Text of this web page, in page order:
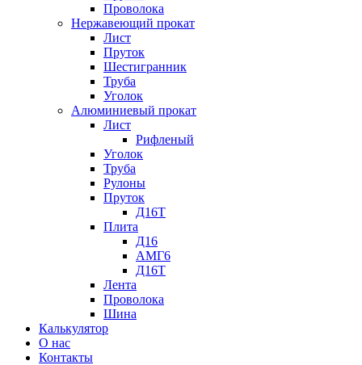
Проволока
Нержавеющий прокат
Лист
Пруток
Шестигранник
Труба
Уголок
Алюминиевый прокат
Лист
Рифленый
Уголок
Труба
Рулоны
Пруток
Д16Т
Плита
Д16
АМГ6
Д16Т
Лента
Проволока
Шина
Калькулятор
О нас
Контакты